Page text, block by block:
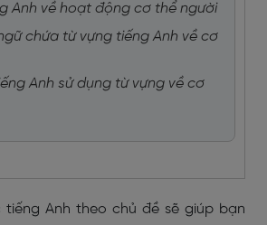
Anh về hoạt động cơ thể người
chứa từ vựng tiếng Anh về cơ
Anh sử dụng từ vựng về cơ
tiếng Anh theo chủ đề sẽ giúp bạn